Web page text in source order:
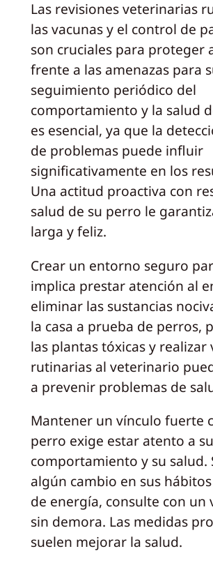
Las revisiones veterinarias
las vacunas y el control de
son cruciales para proteger
frente a las amenazas para
seguimiento periódico del
comportamiento y la salud
es esencial, ya que la
de problemas puede influir
significativamente en los
Una actitud proactiva con
salud de su perro le
larga y feliz.
Crear un entorno seguro
implica prestar atención al
eliminar las sustancias
la casa a prueba de perros,
las plantas tóxicas y realizar
rutinarias al veterinario
a prevenir problemas de
Mantener un vínculo fuerte
perro exige estar atento a su
comportamiento y su salud.
algún cambio en sus
de energía, consulte con un
sin demora. Las medidas
suelen mejorar la salud.